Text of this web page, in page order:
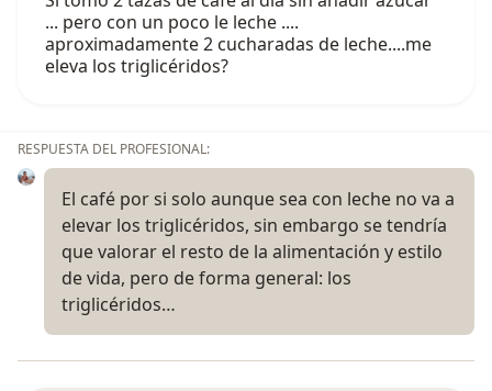
... pero con un poco le leche ....
aproximadamente 2 cucharadas de leche....me
eleva los triglicéridos?
RESPUESTA DEL PROFESIONAL:
El café por si solo aunque sea con leche no va a
elevar los triglicéridos, sin embargo se tendría
que valorar el resto de la alimentación y estilo
de vida, pero de forma general: los
triglicéridos…